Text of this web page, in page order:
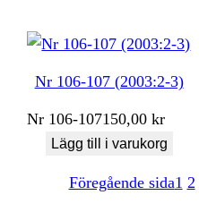
Nr 106-107 (2003:2-3)
Nr 106-107150,00kr
Lägg till i varukorg
Föregående sida1 2